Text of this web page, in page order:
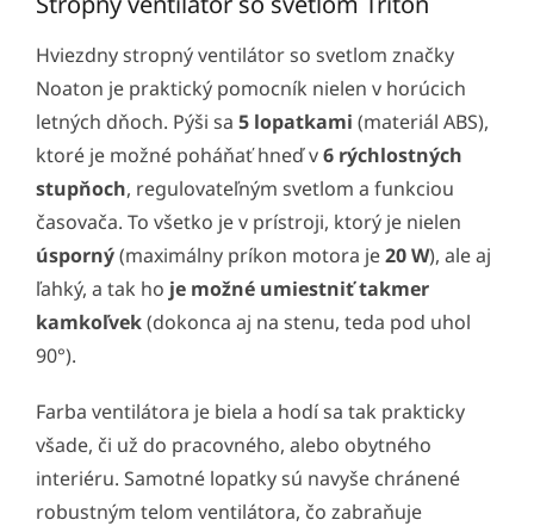
Hviezdny stropný ventilátor so svetlom značky
Noaton je praktický pomocník nielen v horúcich
letných dňoch. Pýši sa 5 lopatkami (materiál ABS),
ktoré je možné poháňať hneď v6 rýchlostných
stupňoch, regulovateľným svetlom a funkciou
časovača. To všetko je v prístroji, ktorý je nielen
úsporný(maximálny príkon motora je20 W), ale aj
ľahký, a tak ho je možné umiestniť takmer
kamkoľvek(dokonca aj na stenu, teda pod uhol
90°).
Farba ventilátora je biela a hodí sa tak prakticky
všade, či už do pracovného, alebo obytného
interiéru. Samotné lopatky sú navyše chránené
robustným telom ventilátora, čo zabraňuje